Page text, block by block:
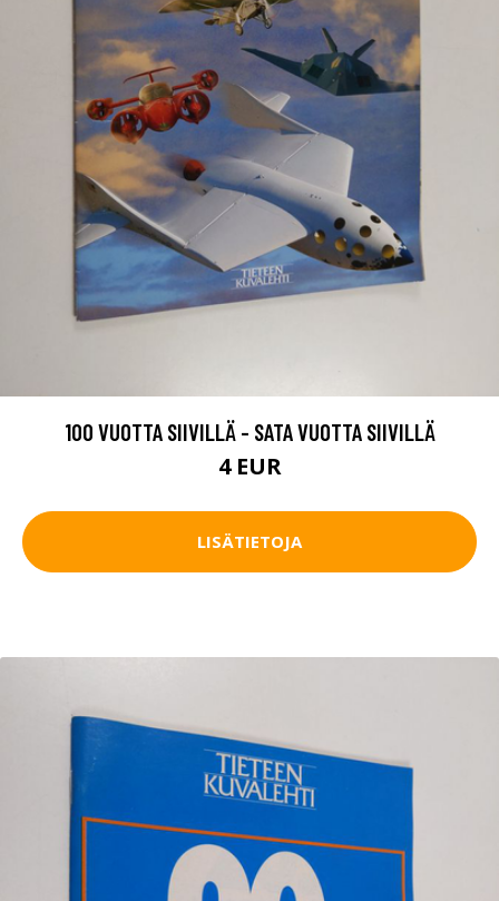
100 VUOTTA SIIVILLÄ - SATA VUOTTA SIIVILLÄ
4 EUR
LISÄTIETOJA